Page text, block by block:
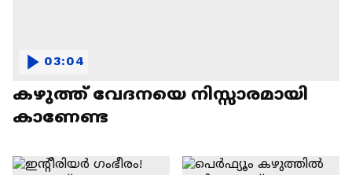
കഴുത്ത് വേദനയെ നിസ്സാരമായി
കാണേണ്ട
03:04